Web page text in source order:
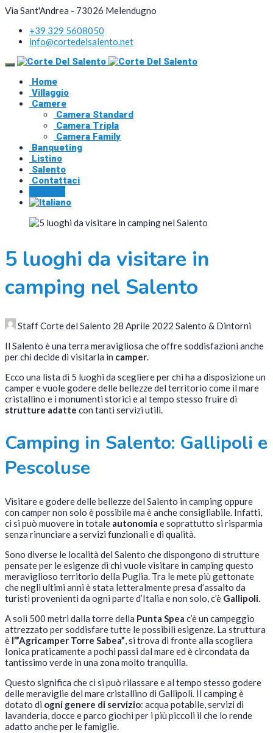
Via Sant'Andrea - 73026 Melendugno
+39 329 5608050
info@cortedelsalento.net
Home
Villaggio
Camere
Camera Standard
Camera Tripla
Camera Family
Banqueting
Listino
Salento
Contattaci
5 luoghi da visitare in
camping nel Salento
Staff Corte del Salento 28 Aprile 2022 Salento & Dintorni
Il Salento è una terra meravigliosa che offre soddisfazioni anche
per chi decide di visitarla in camper.
Ecco una lista di 5 luoghi da scegliere per chi ha a disposizione un
camper e vuole godere delle bellezze del territorio come il mare
cristallino e i monumenti storici e al tempo stesso fruire di
strutture adatte con tanti servizi utili.
Camping in Salento: Gallipoli e
Pescoluse
Visitare e godere delle bellezze del Salento in camping oppure
con camper non solo è possibile ma è anche consigliabile. Infatti,
ci si può muovere in totale autonomia e soprattutto si risparmia
senza rinunciare a servizi funzionali e di qualità.
Sono diverse le località del Salento che dispongono di strutture
pensate per le esigenze di chi vuole visitare in camping questo
meraviglioso territorio della Puglia. Tra le mete più gettonate
che negli ultimi anni è stata letteralmente presa d’assalto da
turisti provenienti da ogni parte d’Italia e non solo, c’è Gallipoli.
A soli 500 metri dalla torre della Punta Spea c’è un campeggio
attrezzato per soddisfare tutte le possibili esigenze. La struttura
è l’”Agricamper Torre Sabea”, si trova di fronte alla scogliera
Ionica praticamente a pochi passi dal mare ed è circondata da
tantissimo verde in una zona molto tranquilla.
Questo significa che ci si può rilassare e al tempo stesso godere
delle meraviglie del mare cristallino di Gallipoli. Il camping è
dotato di ogni genere di servizio: acqua potabile, servizi di
lavanderia, docce e parco giochi per i più piccoli il che lo rende
adatto anche per le famiglie.